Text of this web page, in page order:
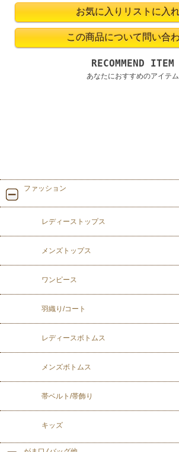
RECOMMEND ITEM
あなたにおすすめのアイテム
ファッション
レディーストップス
メンズトップス
ワンピース
羽織り/コート
レディースボトムス
メンズボトムス
帯ベルト/帯飾り
キッズ